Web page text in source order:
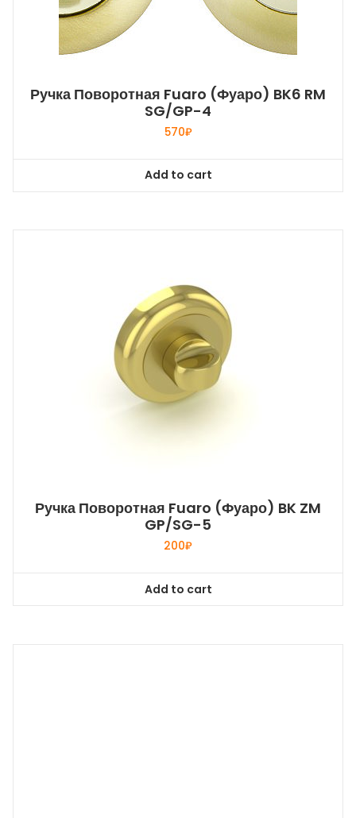
Ручка Поворотная Fuaro (Фуаро) BK6 RM
SG/GP-4
570₽
Add to cart
Ручка Поворотная Fuaro (Фуаро) BK ZM
GP/SG-5
200₽
Add to cart